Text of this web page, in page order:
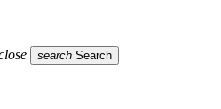
search Search